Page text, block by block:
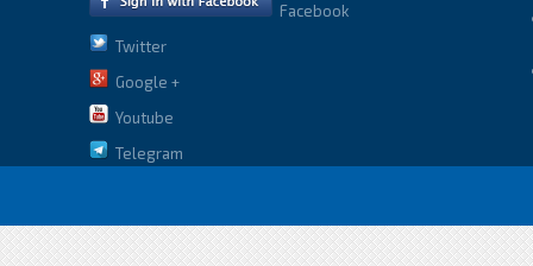
Facebook
Twitter
Google +
Youtube
Telegram